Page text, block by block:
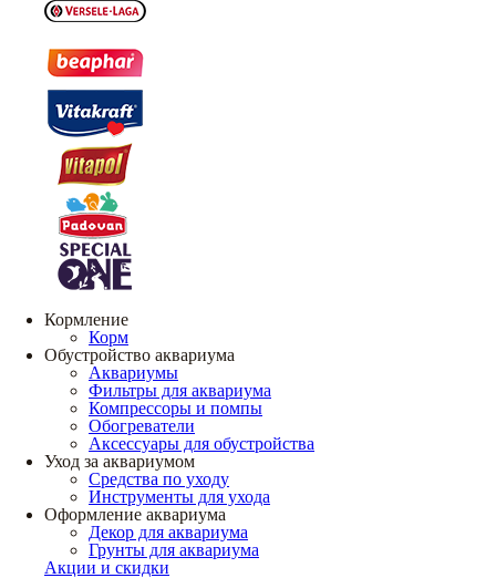
Кормление
Корм
Обустройство аквариума
Аквариумы
Фильтры для аквариума
Компрессоры и помпы
Обогреватели
Аксессуары для обустройства
Уход за аквариумом
Средства по уходу
Инструменты для ухода
Оформление аквариума
Декор для аквариума
Грунты для аквариума
Акции и скидки